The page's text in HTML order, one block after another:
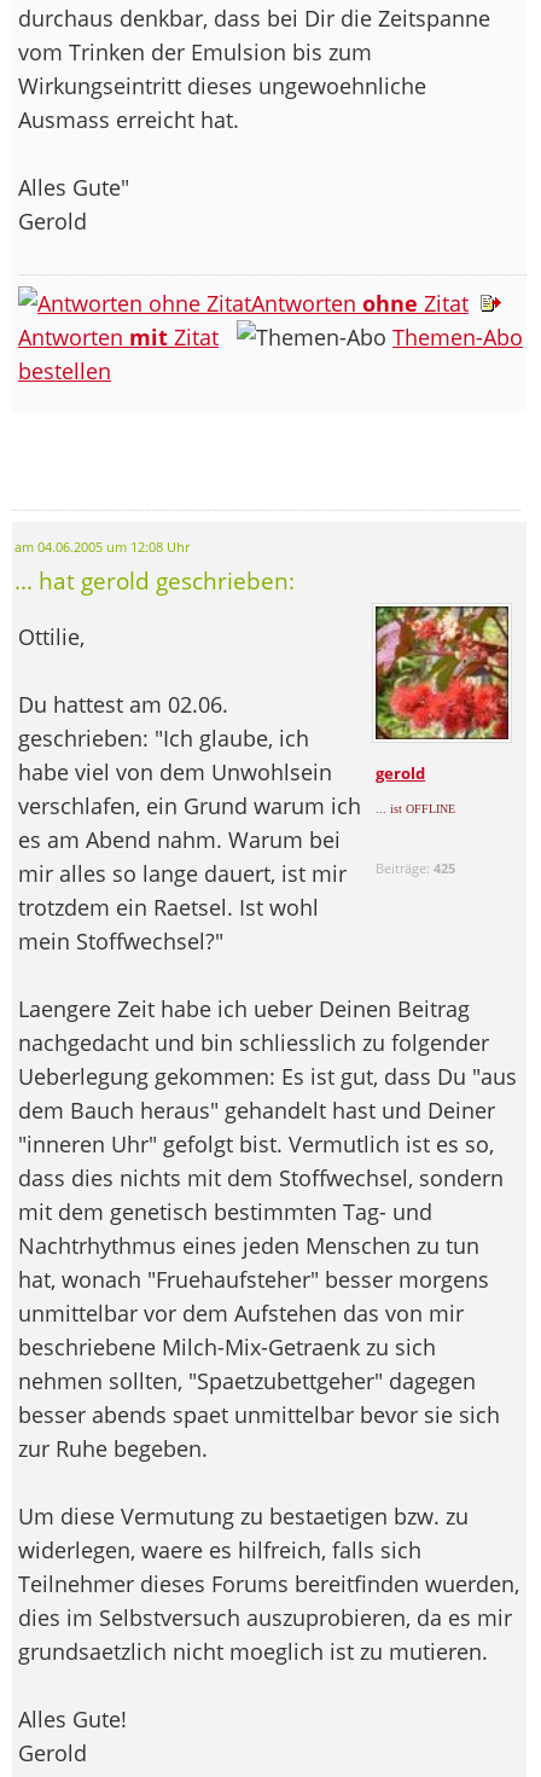
durchaus denkbar, dass bei Dir die Zeitspanne
vom Trinken der Emulsion bis zum
Wirkungseintritt dieses ungewoehnliche
Ausmass erreicht hat.
Alles Gute"
Gerold
Antworten ohne Zitat
Antworten mit Zitat
Themen-Abo
bestellen
am 04.06.2005 um 12:08 Uhr
... hat gerold geschrieben:
gerold
... ist OFFLINE
Beiträge:425
Ottilie,
Du hattest am 02.06.
geschrieben: "Ich glaube, ich
habe viel von dem Unwohlsein
verschlafen, ein Grund warum ich
es am Abend nahm. Warum bei
mir alles so lange dauert, ist mir
trotzdem ein Raetsel. Ist wohl
mein Stoffwechsel?"
Laengere Zeit habe ich ueber Deinen Beitrag
nachgedacht und bin schliesslich zu folgender
Ueberlegung gekommen: Es ist gut, dass Du "aus
dem Bauch heraus" gehandelt hast und Deiner
"inneren Uhr" gefolgt bist. Vermutlich ist es so,
dass dies nichts mit dem Stoffwechsel, sondern
mit dem genetisch bestimmten Tag- und
Nachtrhythmus eines jeden Menschen zu tun
hat, wonach "Fruehaufsteher" besser morgens
unmittelbar vor dem Aufstehen das von mir
beschriebene Milch-Mix-Getraenk zu sich
nehmen sollten, "Spaetzubettgeher" dagegen
besser abends spaet unmittelbar bevor sie sich
zur Ruhe begeben.
Um diese Vermutung zu bestaetigen bzw. zu
widerlegen, waere es hilfreich, falls sich
Teilnehmer dieses Forums bereitfinden wuerden,
dies im Selbstversuch auszuprobieren, da es mir
grundsaetzlich nicht moeglich ist zu mutieren.
Alles Gute!
Gerold